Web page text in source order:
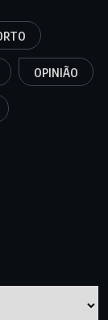
OPINIÃO